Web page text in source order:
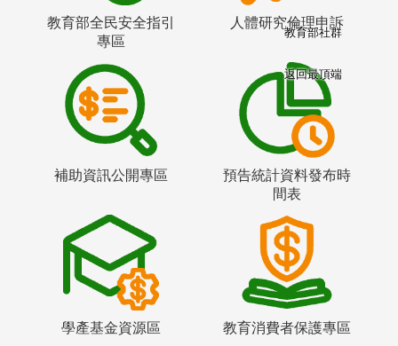
教育部全民安全指引
專區
人體研究倫理申訴
補助資訊公開專區
預告統計資料發布時
間表
學產基金資源區 教育消費者保護專區
教育部社群
返回最頂端